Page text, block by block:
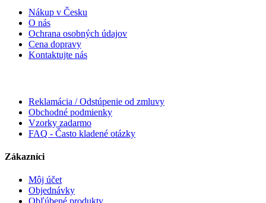
Nákup v Česku
O nás
Ochrana osobných údajov
Cena dopravy
Kontaktujte nás
Reklamácia / Odstúpenie od zmluvy
Obchodné podmienky
Vzorky zadarmo
FAQ - Často kladené otázky
Zákazníci
Môj účet
Objednávky